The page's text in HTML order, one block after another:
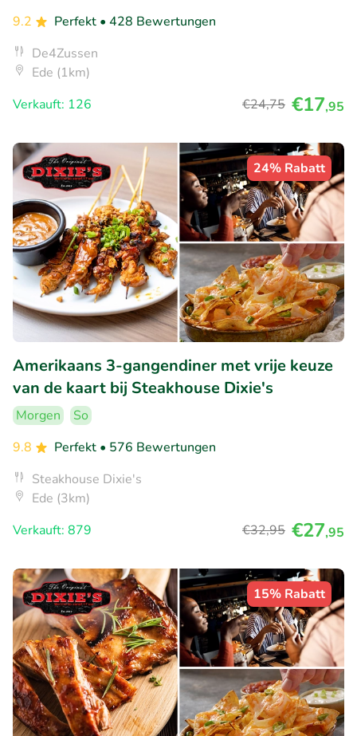
9.2
Perfekt • 428 Bewertungen
De4Zussen
Ede (1km)
Verkauft: 126
€24,75 €17,95
24% Rabatt
Amerikaans 3-gangendiner met vrije keuze
van de kaart bij Steakhouse Dixie's
Morgen
So
9.8
Perfekt • 576 Bewertungen
Steakhouse Dixie's
Ede (3km)
Verkauft: 879
€32,95 €27,95
15% Rabatt